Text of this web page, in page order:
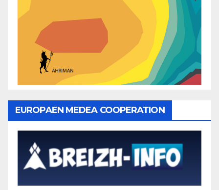
EUROPAEN MEDEA COOPERATION